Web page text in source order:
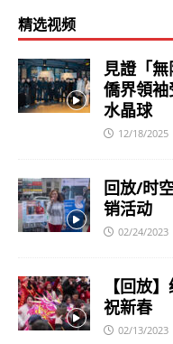
精选视频
見證「
僑界領
水晶球
12/18/2025
回放/时
销活动
02/24/2023
【回放
祝新春
02/13/2023